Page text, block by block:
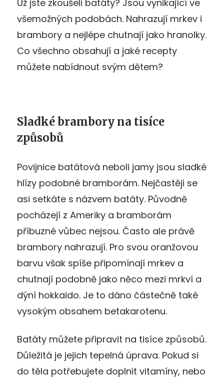
Už jste zkoušeli batáty? Jsou vynikající ve
všemožných podobách. Nahrazují mrkev i
brambory a nejlépe chutnají jako hranolky.
Co všechno obsahují a jaké recepty
můžete nabídnout svým dětem?
Sladké brambory na tisíce
způsobů
Povijnice batátová neboli jamy jsou sladké
hlízy podobné bramborám. Nejčastěji se
asi setkáte s názvem batáty. Původně
pocházejí z Ameriky a bramborám
příbuzné vůbec nejsou. Často ale právě
brambory nahrazují. Pro svou oranžovou
barvu však spíše připomínají mrkev a
chutnají podobně jako něco mezi mrkví a
dýní hokkaido. Je to dáno částečně také
vysokým obsahem betakarotenu.
Batáty můžete připravit na tisíce způsobů.
Důležitá je jejich tepelná úprava. Pokud si
do těla potřebujete doplnit vitamíny, nebo